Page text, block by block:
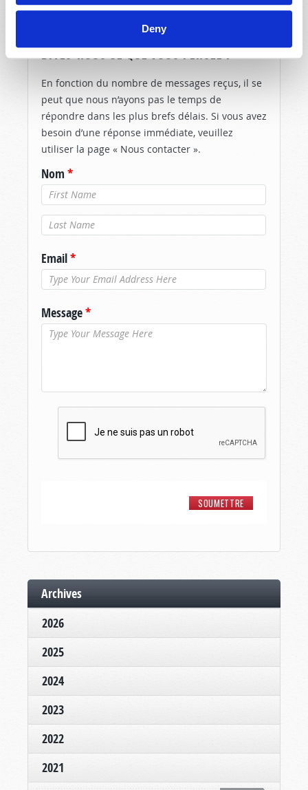
Deny
DITES-NOUS CE QUE VOUS PENSEZ !
En fonction du nombre de messages reçus, il se
peut que nous n’ayons pas le temps de
répondre dans les plus brefs délais. Si vous avez
besoin d’une réponse immédiate, veuillez
utiliser la page « Nous contacter ».
Nom *
Nom de
famille*
Email*
Message*
Archives
2026
2025
2024
2023
2022
2021